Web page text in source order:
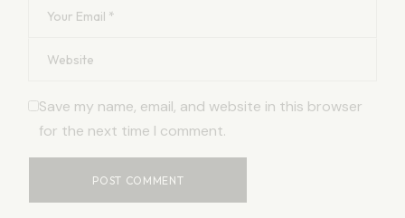
Save my name, email, and website in this browser
for the next time I comment.
POST COMMENT